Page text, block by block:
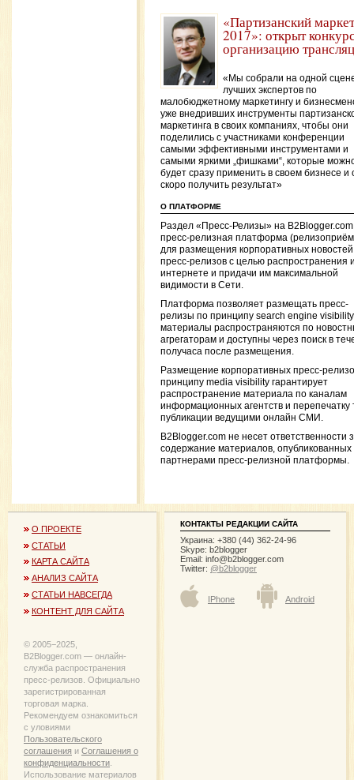
«Партизанский
2017»: открыт
организацию
«Мы собрали на одной
лучших экспертов по
малобюджетному маркетингу и
уже внедривших инструменты
маркетинга в своих компаниях, чтобы они
поделились с участниками конференции
самыми эффективными инструментами и
самыми яркими „фишками“, которые
будет сразу применить в своем бизнесе и
скоро получить результат»
О ПЛАТФОРМЕ
Раздел «Пресс-Релизы» на
пресс-релизная платформа
для размещения корпоративных
пресс-релизов с целью распространения
интернете и придачи им максимальной
видимости в Сети.
Платформа позволяет размещать пресс-
релизы по принципу search engine visibility,
материалы распространяются по
агрегаторам и доступны через поиск в
получаса после размещения.
Размещение корпоративных пресс-
принципу media visibility гарантирует
распространение материала по каналам
информационных агентств и перепечатку
публикации ведущими онлайн СМИ.
B2Blogger.com не несет ответственности
содержание материалов, опубликованных
партнерами пресс-релизной платформы.
О ПРОЕКТЕ
СТАТЬИ
КАРТА САЙТА
АНАЛИЗ САЙТА
СТАТЬИ НАВСЕГДА
КОНТЕНТ ДЛЯ САЙТА
© 2005−2025,
B2Blogger.com — онлайн-
служба распространения
пресс-релизов. Официально
зарегистрированная
торговая марка.
Рекомендуем ознакомиться
с уловиями
Пользовательского
соглашения и Соглашения о
конфиденциальности
Использование материалов
КОНТАКТЫ РЕДАКЦИИ САЙТА
Украина: +380 (44) 362-24-96
Skype: b2blogger
Email: info@b2blogger.com
Twitter: @b2blogger
IPhone Android